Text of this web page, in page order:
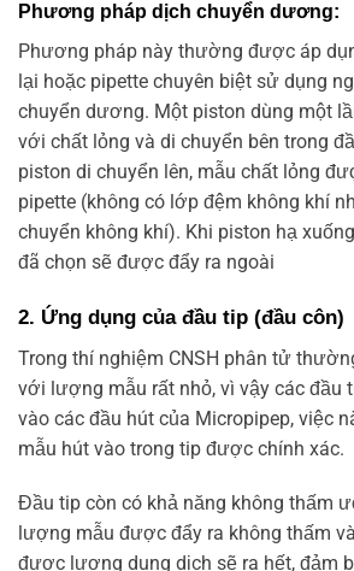
Phương pháp dịch chuyển dương:
Phương pháp này thường được áp
lại hoặc pipette chuyên biệt sử dụng
chuyển dương. Một piston dùng một
với chất lỏng và di chuyển bên trong
piston di chuyển lên, mẫu chất lỏng
pipette (không có lớp đệm không khí
chuyển không khí). Khi piston hạ
đã chọn sẽ được đẩy ra ngoài
2. Ứng dụng của đầu tip (đầu côn)
Trong thí nghiệm CNSH phân tử
với lượng mẫu rất nhỏ, vì vậy các đầu
vào các đầu hút của Micropipep, việc
mẫu hút vào trong tip được chính xác.
Đầu tip còn có khả năng không thấm
lượng mẫu được đẩy ra không thấm
được lượng dung dịch sẽ ra hết, đảm